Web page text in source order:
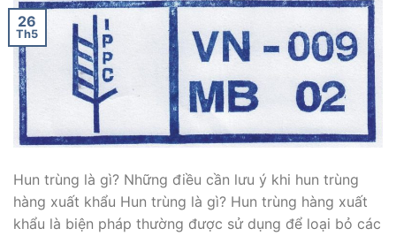
26
Th5
Hun trùng là gì? Những điều cần lưu ý khi hun trùng
hàng xuất khẩu Hun trùng là gì? Hun trùng hàng xuất
khẩu là biện pháp thường được sử dụng để loại bỏ các